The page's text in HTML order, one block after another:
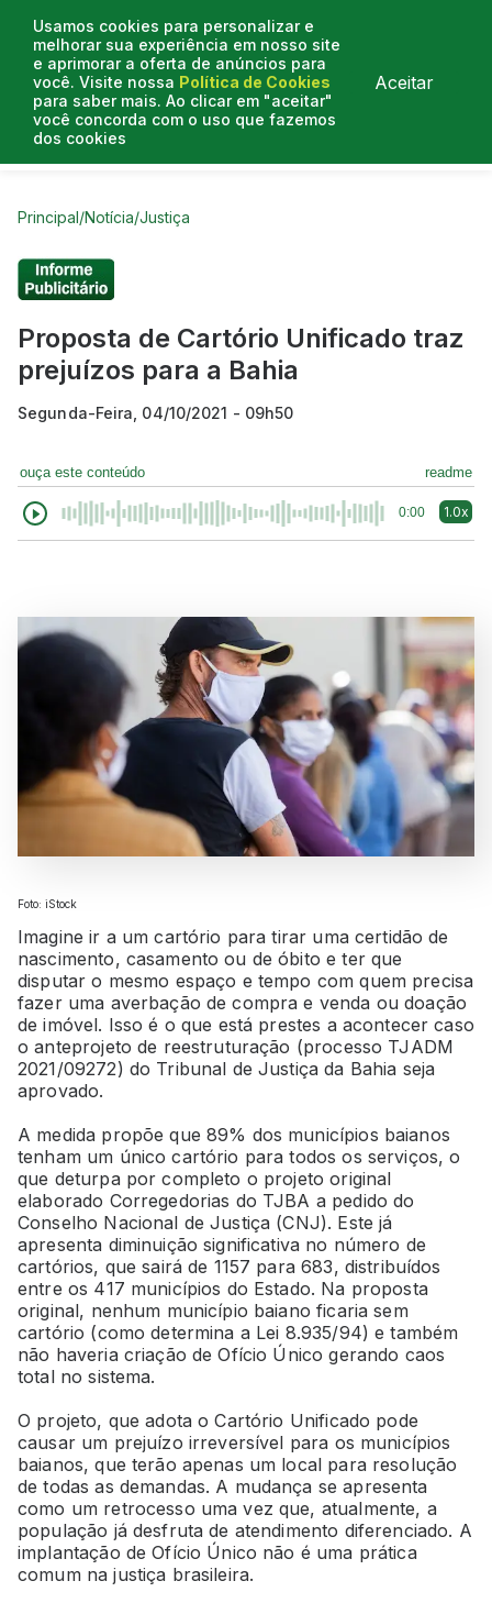
Usamos cookies para personalizar e
melhorar sua experiência em nosso site
e aprimorar a oferta de anúncios para
você. Visite nossa Política de Cookies
para saber mais. Ao clicar em "aceitar"
você concorda com o uso que fazemos
dos cookies
Aceitar
Curtas do Poder
Principal/Notícia/Justiça
Proposta de Cartório Unificado traz
prejuízos para a Bahia
Segunda-Feira, 04/10/2021 - 09h50
ouça este conteúdo readme
0:00 1.0x
Foto: iStock
Imagine ir a um cartório para tirar uma certidão de
nascimento, casamento ou de óbito e ter que
disputar o mesmo espaço e tempo com quem precisa
fazer uma averbação de compra e venda ou doação
de imóvel. Isso é o que está prestes a acontecer caso
o anteprojeto de reestruturação (processo TJADM
2021/09272) do Tribunal de Justiça da Bahia seja
aprovado.
A medida propõe que 89% dos municípios baianos
tenham um único cartório para todos os serviços, o
que deturpa por completo o projeto original
elaborado Corregedorias do TJBA a pedido do
Conselho Nacional de Justiça (CNJ). Este já
apresenta diminuição significativa no número de
cartórios, que sairá de 1157 para 683, distribuídos
entre os 417 municípios do Estado. Na proposta
original, nenhum município baiano ficaria sem
cartório (como determina a Lei 8.935/94) e também
não haveria criação de Ofício Único gerando caos
total no sistema.
O projeto, que adota o Cartório Unificado pode
causar um prejuízo irreversível para os municípios
baianos, que terão apenas um local para resolução
de todas as demandas. A mudança se apresenta
como um retrocesso uma vez que, atualmente, a
população já desfruta de atendimento diferenciado. A
implantação de Ofício Único não é uma prática
comum na justiça brasileira.